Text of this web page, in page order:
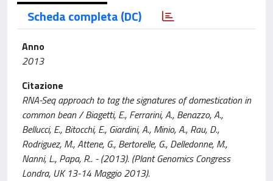
Scheda completa (DC)
Anno
2013
Citazione
RNA-Seq approach to tag the signatures of domestication in
common bean / Biagetti, E., Ferrarini, A., Benazzo, A.,
Bellucci, E., Bitocchi, E., Giardini, A., Minio, A., Rau, D.,
Rodriguez, M., Attene, G., Bertorelle, G., Delledonne, M.,
Nanni, L., Papa, R.. - (2013). (Plant Genomics Congress
Londra, UK 13-14 Maggio 2013).